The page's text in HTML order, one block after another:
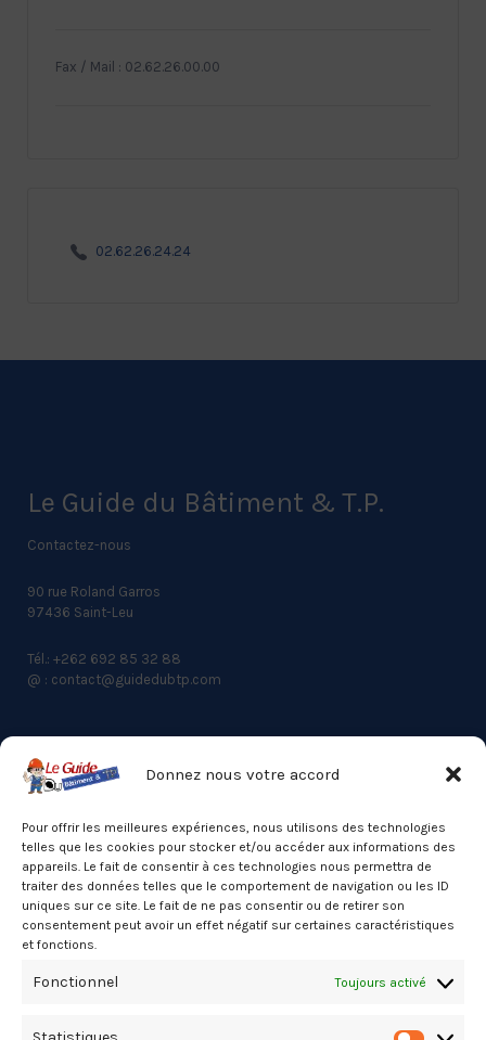
Donnez nous votre accord
Pour offrir les meilleures expériences, nous utilisons des technologies
telles que les cookies pour stocker et/ou accéder aux informations des
appareils. Le fait de consentir à ces technologies nous permettra de
traiter des données telles que le comportement de navigation ou les ID
uniques sur ce site. Le fait de ne pas consentir ou de retirer son
consentement peut avoir un effet négatif sur certaines caractéristiques
et fonctions.
Fonctionnel Toujours activé
Fax / Mail : 02.62.26.00.00
02.62.26.24.24
Le Guide du Bâtiment & T.P.
Contactez-nous
90 rue Roland Garros
97436 Saint-Leu
Tél.: +262 692 85 32 88
@ : contact@guidedubtp.com
ACCES RAPIDE
Actualités du BTP
Annuaire
Besoin d’un professionnel ?
Mentions légales